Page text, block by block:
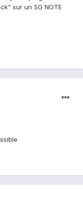
sur un SG NOTE